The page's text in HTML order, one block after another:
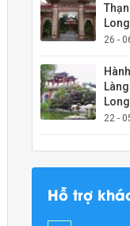
26 -
22 -
Hỗ trợ